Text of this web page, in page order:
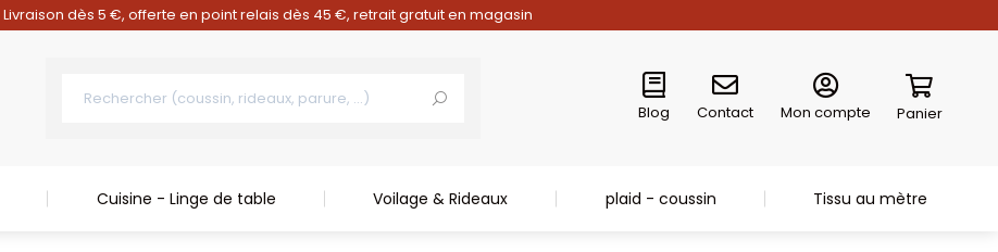
Livraison dès 5 €, offerte en point relais dès 45 €, retrait gratuit en magasin
Blog Contact Mon compte Panier
Cuisine - Linge de table Voilage & Rideaux plaid - coussin Tissu au mètre